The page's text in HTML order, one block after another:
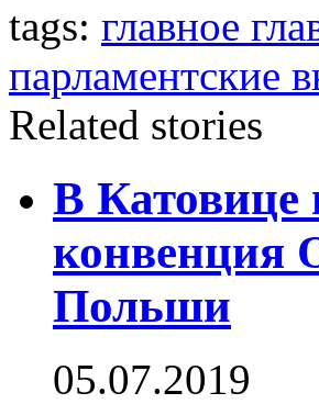
tags: главное
парламентские
Related stories
В Катовице
конвенция
Польши
05.07.2019